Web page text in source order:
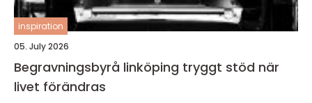
inspiration
05. July 2026
Begravningsbyrå linköping tryggt stöd när
livet förändras